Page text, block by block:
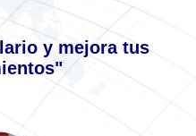
y mejora tus